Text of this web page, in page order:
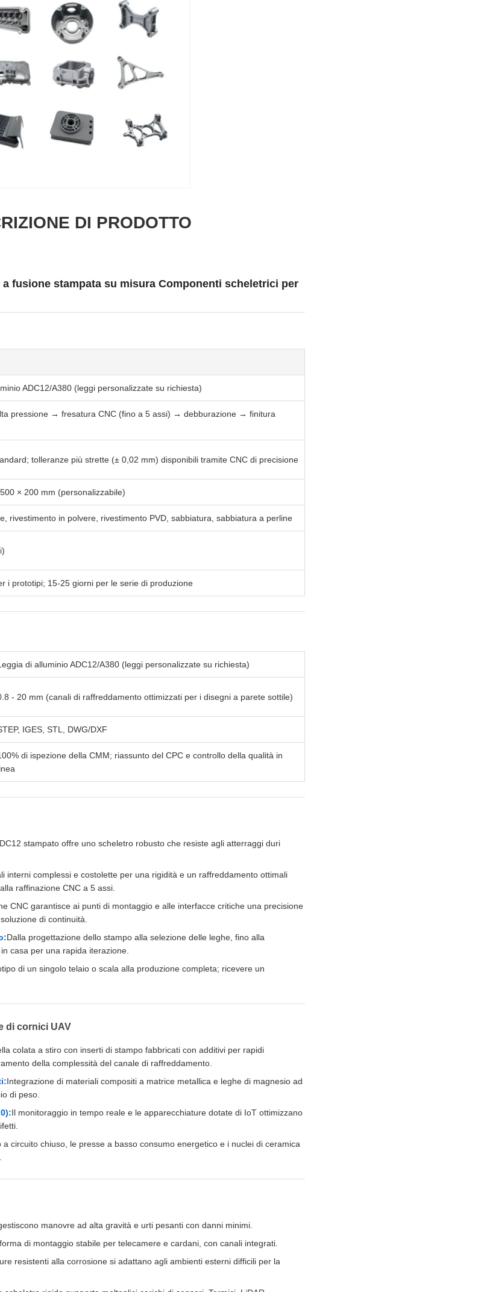
DI PRODOTTO
fusione stampata su misura Componenti scheletrici per
ADC12/A380 (leggi personalizzate su richiesta)
pressione → fresatura CNC (fino a 5 assi) → debburazione → finitura
tolleranze più strette (± 0,02 mm) disponibili tramite CNC di precisione
× 200 mm (personalizzabile)
rivestimento in polvere, rivestimento PVD, sabbiatura, sabbiatura a perline
i prototipi; 15-25 giorni per le serie di produzione
di alluminio ADC12/A380 (leggi personalizzate su richiesta)
- 20 mm (canali di raffreddamento ottimizzati per i disegni a parete sottile)
IGES, STL, DWG/DXF
di ispezione della CMM; riassunto del CPC e controllo della qualità in
stampato offre uno scheletro robusto che resiste agli atterraggi duri
interni complessi e costolette per una rigidità e un raffreddamento ottimali
raffinazione CNC a 5 assi.
CNC garantisce ai punti di montaggio e alle interfacce critiche una precisione
di continuità.
Dalla progettazione dello stampo alla selezione delle leghe, fino alla
casa per una rapida iterazione.
di un singolo telaio o scala alla produzione completa; ricevere un
di cornici UAV
colata a stiro con inserti di stampo fabbricati con additivi per rapidi
della complessità del canale di raffreddamento.
Integrazione di materiali compositi a matrice metallica e leghe di magnesio ad
di peso.
Il monitoraggio in tempo reale e le apparecchiature dotate di IoT ottimizzano
a circuito chiuso, le presse a basso consumo energetico e i nuclei di ceramica
manovre ad alta gravità e urti pesanti con danni minimi.
di montaggio stabile per telecamere e cardani, con canali integrati.
resistenti alla corrosione si adattano agli ambienti esterni difficili per la